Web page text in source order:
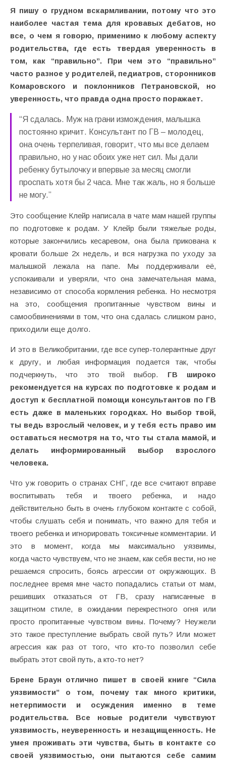
Я пишу о грудном вскармливании, потому что это
наиболее частая тема для кровавых дебатов, но
все, о чем я говорю, применимо к любому аспекту
родительства, где есть твердая уверенность в
том, как “правильно”. При чем это “правильно”
часто разное у родителей, педиатров, сторонников
Комаровского и поклонников Петрановской, но
уверенность, что правда одна просто поражает.
“Я сдалась. Муж на грани измождения, малышка
постоянно кричит. Консультант по ГВ – молодец,
она очень терпеливая, говорит, что мы все делаем
правильно, но у нас обоих уже нет сил. Мы дали
ребенку бутылочку и впервые за месяц смогли
проспать хотя бы 2 часа. Мне так жаль, но я больше
не могу.”
Это сообщение Клейр написала в чате мам нашей группы
по подготовке к родам. У Клейр были тяжелые роды,
которые закончились кесаревом, она была прикована к
кровати больше 2х недель, и вся нагрузка по уходу за
малышкой лежала на папе. Мы поддерживали её,
успокаивали и уверяли, что она замечательная мама,
независимо от способа кормления ребенка. Но несмотря
на это, сообщения пропитанные чувством вины и
самообвинениями в том, что она сдалась слишком рано,
приходили еще долго.
И это в Великобритании, где все супер-толерантные друг
к другу, и любая информация подается так, чтобы
подчеркнуть, что это твой выбор. ГВ широко
рекомендуется на курсах по подготовке к родам и
доступ к бесплатной помощи консультантов по ГВ
есть даже в маленьких городках. Но выбор твой,
ты ведь взрослый человек, и у тебя есть право им
оставаться несмотря на то, что ты стала мамой, и
делать информированный выбор взрослого
человека.
Что уж говорить о странах СНГ, где все считают вправе
воспитывать тебя и твоего ребенка, и надо
действительно быть в очень глубоком контакте с собой,
чтобы слушать себя и понимать, что важно для тебя и
твоего ребенка и игнорировать токсичные комментарии. И
это в момент, когда мы максимально уязвимы,
когда часто чувствуем, что не знаем, как себя вести, но не
решаемся спросить, боясь агрессии от окружающих. В
последнее время мне часто попадались статьи от мам,
решивших отказаться от ГВ, сразу написанные в
защитном стиле, в ожидании перекрестного огня или
просто пропитанные чувством вины. Почему? Неужели
это такое преступление выбрать свой путь? Или может
агрессия как раз от того, что кто-то позволил себе
выбрать этот свой путь, а кто-то нет?
Брене Браун отлично пишет в своей книге “Сила
уязвимости” о том, почему так много критики,
нетерпимости и осуждения именно в теме
родительства. Все новые родители чувствуют
уязвимость, неуверенность и незащищенность. Не
умея проживать эти чувства, быть в контакте со
своей уязвимостью, они пытаются себе самим